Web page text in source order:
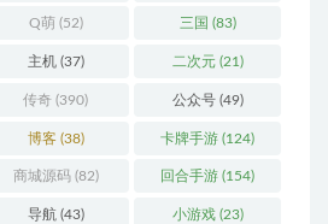
Q萌 (52) 三国 (83)
主机(37) 二次元(21)
传奇 (390) 公众号(49)
博客(38) 卡牌手游 (124)
商城源码(82) 回合手游 (154)
导航(43) 小游戏(23)